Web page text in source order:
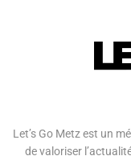
Let’s Go Metz est un
de valoriser